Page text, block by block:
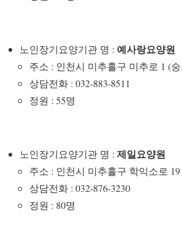
노인장기요양기관 명 : 예사랑요양원
주소 : 인천시 미추홀구 미추로 1 (
상담전화 : 032-883-8511
정원 : 55명
노인장기요양기관 명 : 제일요양원
주소 : 인천시 미추홀구 학익소로
상담전화 : 032-876-3230
정원 : 80명